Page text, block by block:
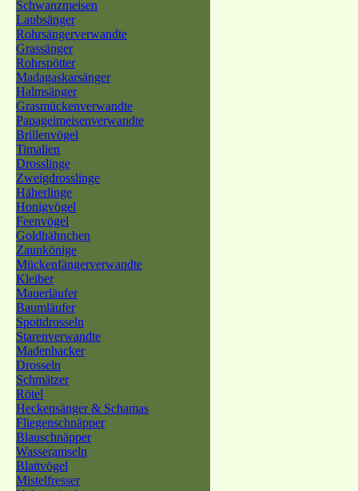
Schwanzmeisen
Laubsänger
Rohrsängerverwandte
Grassänger
Rohrspötter
Madagaskarsänger
Halmsänger
Grasmückenverwandte
Papageimeisenverwandte
Brillenvögel
Timalien
Drosslinge
Zweigdrosslinge
Häherlinge
Honigvögel
Feenvögel
Goldhähnchen
Zaunkönige
Mückenfängerverwandte
Kleiber
Mauerläufer
Baumläufer
Spottdrosseln
Starenverwandte
Madenhacker
Drosseln
Schmätzer
Rötel
Heckensänger & Schamas
Fliegenschnäpper
Blauschnäpper
Wasseramseln
Blattvögel
Mistelfresser